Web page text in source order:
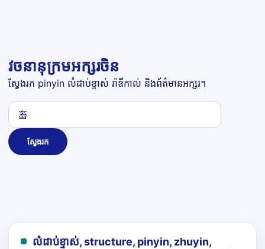
វចនានុក្រមអក្សរចិន
ស្វែងរក pinyin លំដាប់ខ្ទាស់ រ៉ាឌីកាល់ និងព័ត៌មានអក្សរ។
ស្វែងរក
លំដាប់ខ្ទាស់, structure, pinyin, zhuyin,